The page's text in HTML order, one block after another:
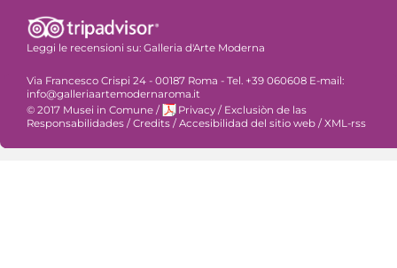
Leggi le recensioni su: Galleria d'Arte Moderna
Via Francesco Crispi 24 - 00187 Roma - Tel. +39 060608 E-mail:
info@galleriaartemodernaroma.it
© 2017 Musei in Comune / Privacy / Exclusiòn de las
Responsabilidades /Credits /Accesibilidad del sitio web /XML-rss